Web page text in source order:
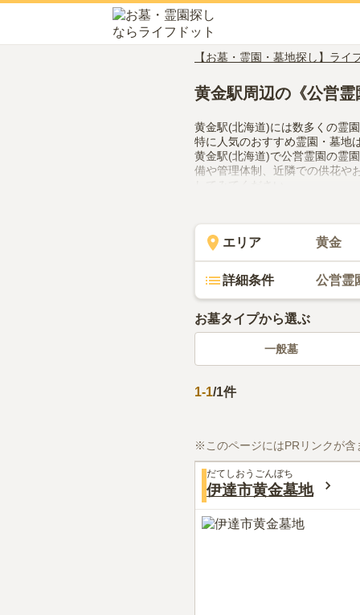
【お墓・霊園・墓地探し】ライ
黄金駅周辺の《公営
黄金駅(北海道)には数多くの霊
特に人気のおすすめ霊園・墓地
黄金駅(北海道)で公営霊園の霊
備や管理体制、近隣での供花や
してみてください。
エリア 黄金
詳細条件 公営霊
お墓タイプから選ぶ
一般墓
1-1/1件
※このページにはPRリンクが含
だてしおうごんぼち
伊達市黄金墓地